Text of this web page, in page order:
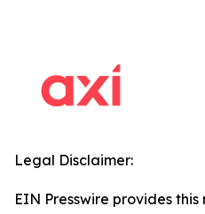
Legal Disclaimer:
EIN Presswire provides